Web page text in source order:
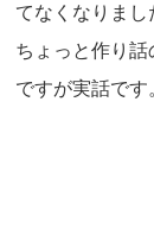
てなくなりまし
ちょっと作り
ですが実話です。